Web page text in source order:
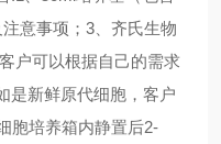
意事项；3、齐氏生物
户可以根据自己的需求
是新鲜原代细胞，客户
胞培养箱内静置后2-